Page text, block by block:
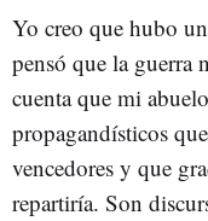
Yo creo que hubo
pensó que la guerra
cuenta que mi
propagandísticos
vencedores y que
repartiría. Son